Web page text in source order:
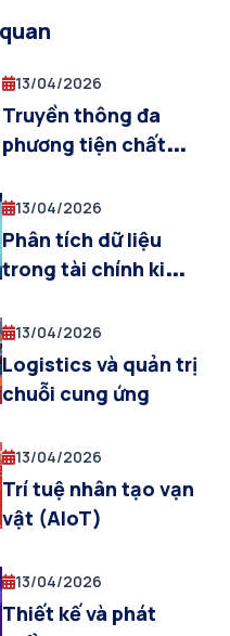
13/04/2026
Truyền thông đa
phương tiện chất
13/04/2026
Phân tích dữ liệu
trong tài chính kinh
13/04/2026
Logistics và quản trị
chuỗi cung ứng
13/04/2026
Trí tuệ nhân tạo vạn
vật (AIoT)
13/04/2026
Thiết kế và phát